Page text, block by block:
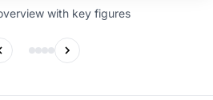
with key figures